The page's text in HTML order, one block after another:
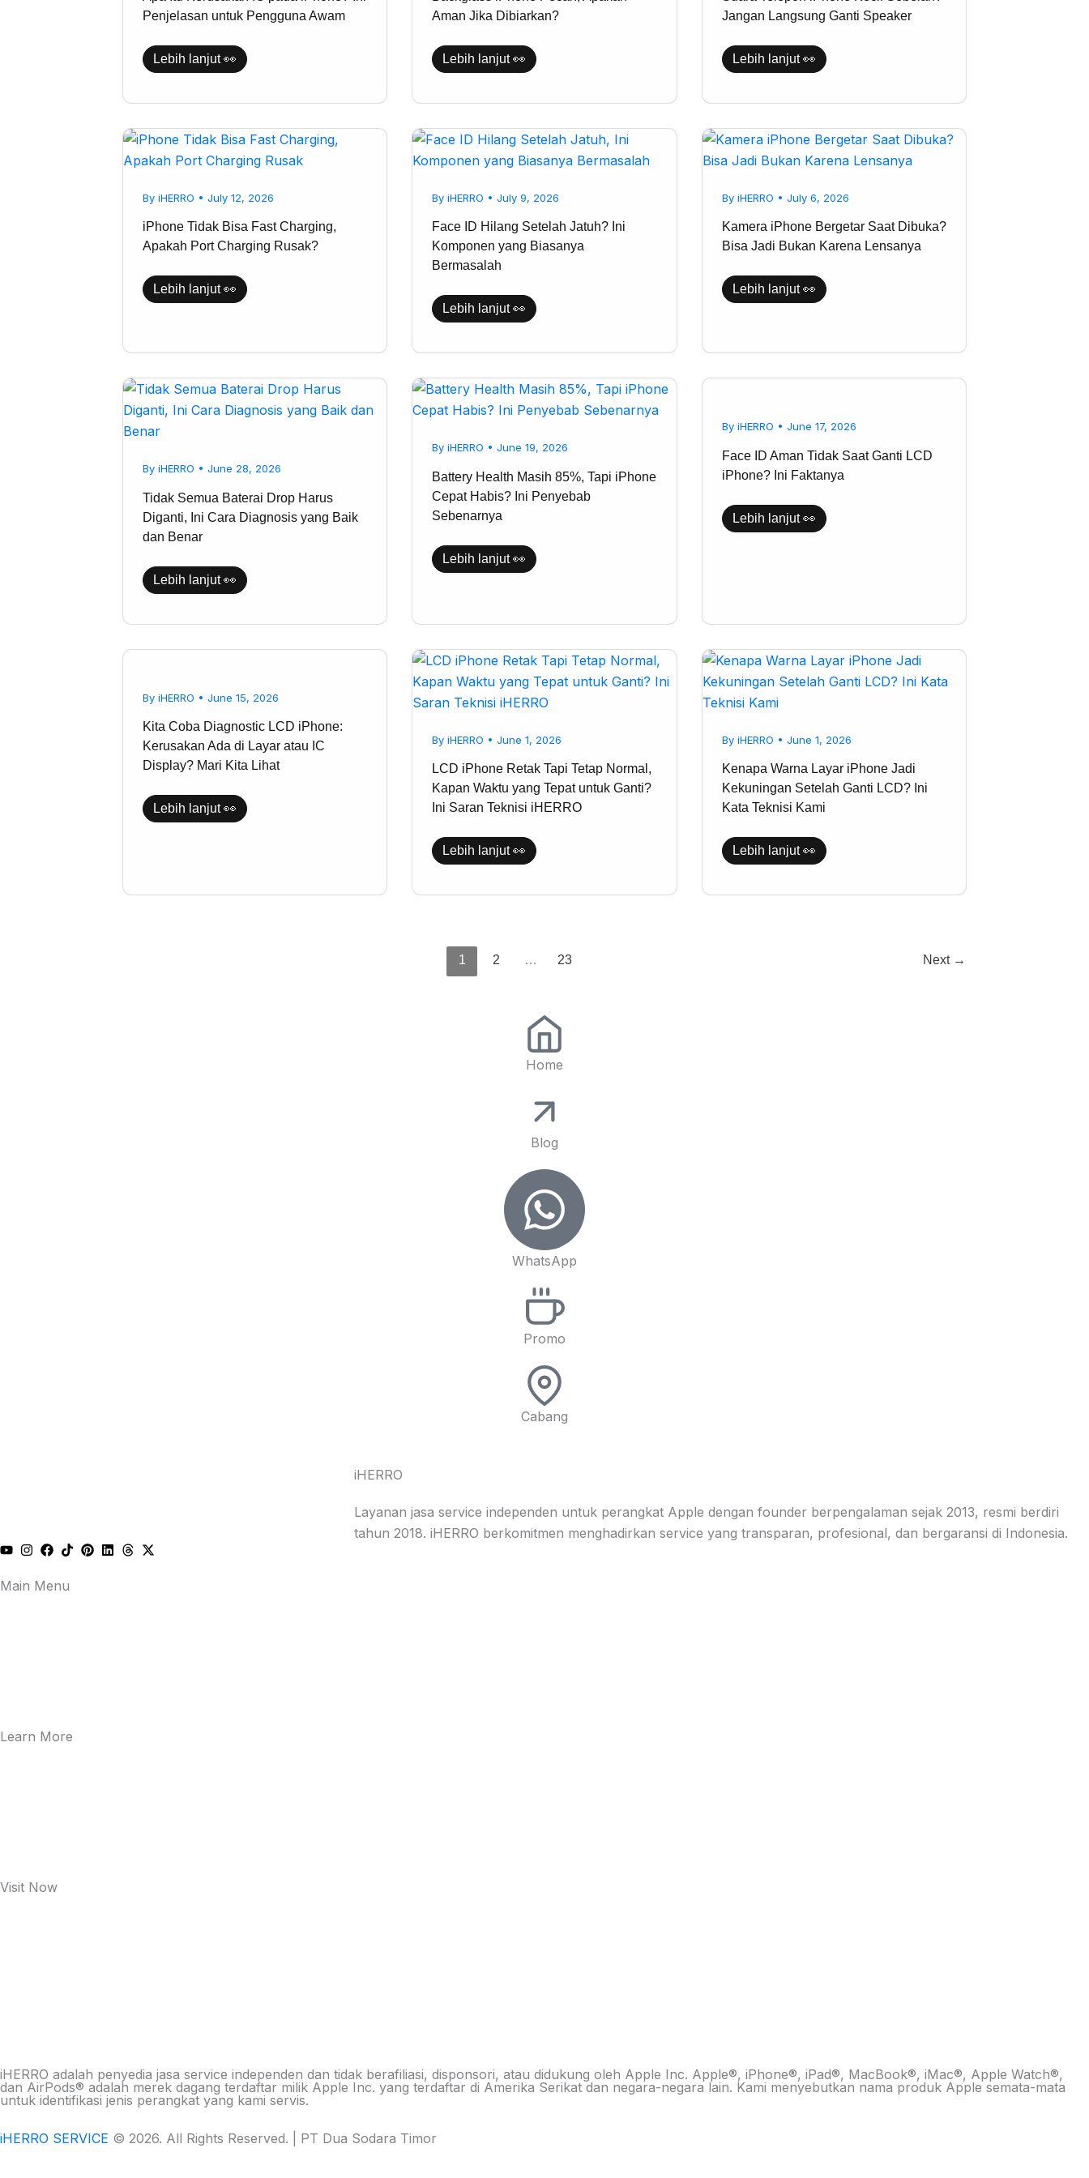
Penjelasan untuk Pengguna Awam
untuk
Pengguna
Lebih lanjut 👀
Aman Jika Dibiarkan?
Lebih lanjut 👀
Jangan Langsung Ganti Speaker
Lebih lanjut 👀
By iHERRO • July 12, 2026
iPhone Tidak Bisa Fast Charging,
Apakah Port Charging Rusak?
iPhone
Tidak
Bisa
Apakah
Charging
Rusak?
Lebih lanjut 👀
ByiHERRO •July 9, 2026
Face ID Hilang Setelah Jatuh? Ini
Komponen yang Biasanya
Bermasalah
Face
ID
Hilang
Ini
yang
Bermasalah
Lebih lanjut 👀
By iHERRO • July 6, 2026
Kamera iPhone Bergetar Saat Dibuka?
Bisa Jadi Bukan Karena Lensanya
Kamera
iPhone
Bergetar
Bisa
Bukan
Karena
Lensanya
Lebih lanjut 👀
By iHERRO • June 28, 2026
Tidak Semua Baterai Drop Harus
Diganti, Ini Cara Diagnosis yang Baik
dan Benar
Tidak
Semua
Baterai
Harus
Cara
yang
Baik
dan
Benar
Lebih lanjut 👀
ByiHERRO •June 19, 2026
Battery Health Masih 85%, Tapi iPhone
Cepat Habis? Ini Penyebab
Sebenarnya
Battery
Health
Masih
iPhone
Habis?
Penyebab
Sebenarnya
Lebih lanjut 👀
By iHERRO • June 17, 2026
Face ID Aman Tidak Saat Ganti LCD
iPhone? Ini Faktanya
Tidak
Saat
Ganti
LCD
iPhone?
Lebih lanjut 👀
By iHERRO • June 15, 2026
Kita Coba Diagnostic LCD iPhone:
Kerusakan Ada di Layar atau IC
Display? Mari Kita Lihat
LCD
iPhone:
Kerusakan
Ada
di
Layar
atau
Display?
Mari
Kita
Lebih lanjut 👀
ByiHERRO •June 1, 2026
LCD iPhone Retak Tapi Tetap Normal,
Kapan Waktu yang Tepat untuk Ganti?
Ini Saran Teknisi iHERRO
LCD
iPhone
Retak
Tetap
Waktu
Tepat
untuk
Ganti?
Ini
Teknisi
iHERRO
Lebih lanjut 👀
By iHERRO • June 1, 2026
Kenapa Warna Layar iPhone Jadi
Kekuningan Setelah Ganti LCD? Ini
Kata Teknisi Kami
Kenapa
Warna
Layar
Jadi
Ganti
Ini
Kata
Teknisi
Kami
Lebih lanjut 👀
1 2 … 23 Next →
Home
Blog
WhatsApp
Promo
Cabang
iHERRO
Layanan jasa service independen untuk perangkat Apple dengan founder berpengalaman sejak 2013, resmi berdiri
tahun 2018. iHERRO berkomitmen menghadirkan service yang transparan, profesional, dan bergaransi di Indonesia.
Main Menu
Learn More
Visit Now
iHERRO adalah penyedia jasa service independen dan tidak berafiliasi, disponsori, atau didukung oleh Apple Inc. Apple®, iPhone®, iPad®, MacBook®, iMac®, Apple Watch®,
dan AirPods® adalah merek dagang terdaftar milik Apple Inc. yang terdaftar di Amerika Serikat dan negara-negara lain. Kami menyebutkan nama produk Apple semata-mata
untuk identifikasi jenis perangkat yang kami servis.
iHERRO SERVICE © 2026. All Rights Reserved. | PT Dua Sodara Timor